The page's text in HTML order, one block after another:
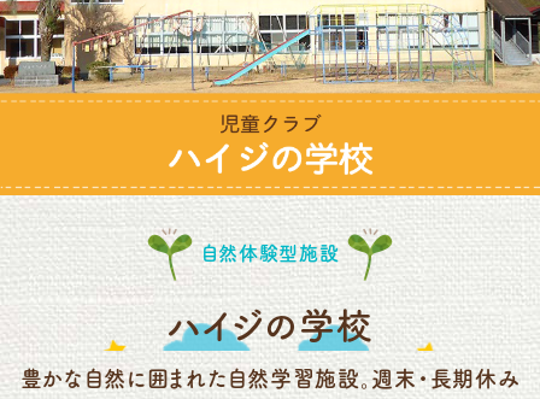
g
a
t
i
o
自然体験型施設
ハイジの学校
豊かな自然に囲まれた自然学習施設。週末・長期休み